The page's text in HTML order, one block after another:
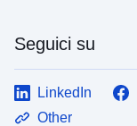
Seguici su
LinkedIn
Other